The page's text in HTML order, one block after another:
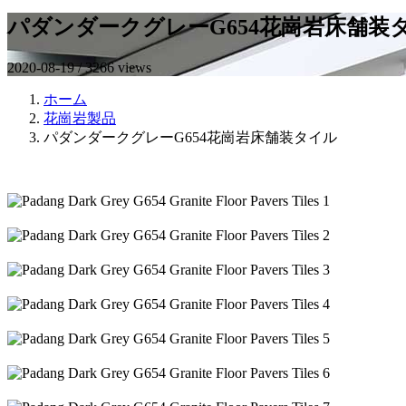
パダンダークグレーG654花崗岩床舗装
2020-08-19 / 3266 views
ホーム
花崗岩製品
パダンダークグレーG654花崗岩床舗装タイル